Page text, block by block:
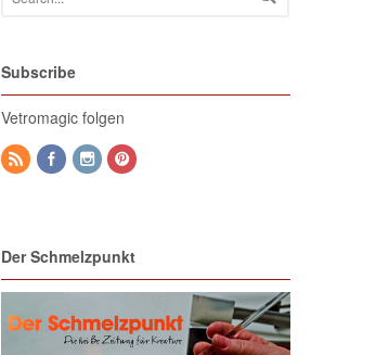
Subscribe
Vetromagic folgen
Der Schmelzpunkt